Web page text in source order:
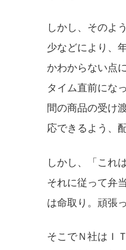
しかし、そのよ
少などにより、
かわからない点
タイム直前にな
間の商品の受け
応できるよう、
しかし、「これ
それに従って弁
は命取り。頑張
そこでＮ社はＩ